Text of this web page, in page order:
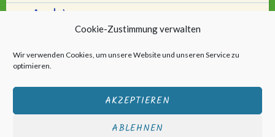
Cookie-Zustimmung verwalten
Wir verwenden Cookies, um unsere Website und unseren Service zu
optimieren.
AKZEPTIEREN
ABLEHNEN
Archiv